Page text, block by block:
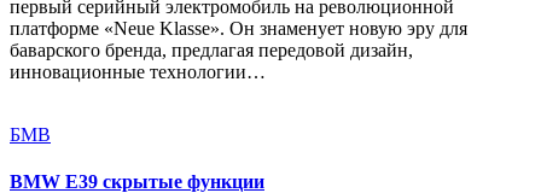
первый серийный электромобиль на революционной
платформе «Neue Klasse». Он знаменует новую эру для
баварского бренда, предлагая передовой дизайн,
инновационные технологии…
БМВ
BMW E39 скрытые функции